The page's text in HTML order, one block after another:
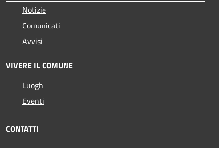
Notizie
Comunicati
Avvisi
VIVERE IL COMUNE
Luoghi
Eventi
CONTATTI